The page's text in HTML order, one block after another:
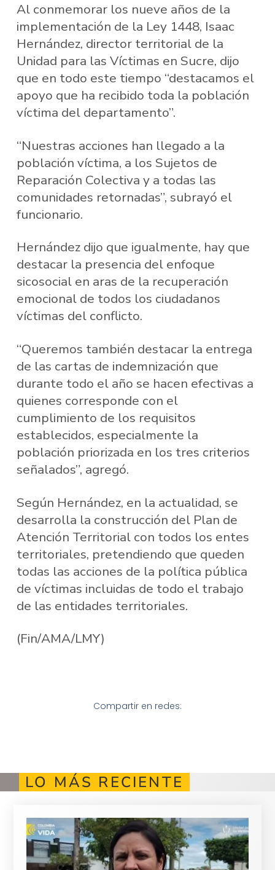
Al conmemorar los nueve años de la
implementación de la Ley 1448, Isaac
Hernández, director territorial de la
Unidad para las Víctimas en Sucre, dijo
que en todo este tiempo “destacamos el
apoyo que ha recibido toda la población
víctima del departamento”.
“Nuestras acciones han llegado a la
población víctima, a los Sujetos de
Reparación Colectiva y a todas las
comunidades retornadas”, subrayó el
funcionario.
Hernández dijo que igualmente, hay que
destacar la presencia del enfoque
sicosocial en aras de la recuperación
emocional de todos los ciudadanos
víctimas del conflicto.
“Queremos también destacar la entrega
de las cartas de indemnización que
durante todo el año se hacen efectivas a
quienes corresponde con el
cumplimiento de los requisitos
establecidos, especialmente la
población priorizada en los tres criterios
señalados”, agregó.
Según Hernández, en la actualidad, se
desarrolla la construcción del Plan de
Atención Territorial con todos los entes
territoriales, pretendiendo que queden
todas las acciones de la política pública
de víctimas incluidas de todo el trabajo
de las entidades territoriales.
(Fin/AMA/LMY)
Compartir en redes:
LO MÁS RECIENTE